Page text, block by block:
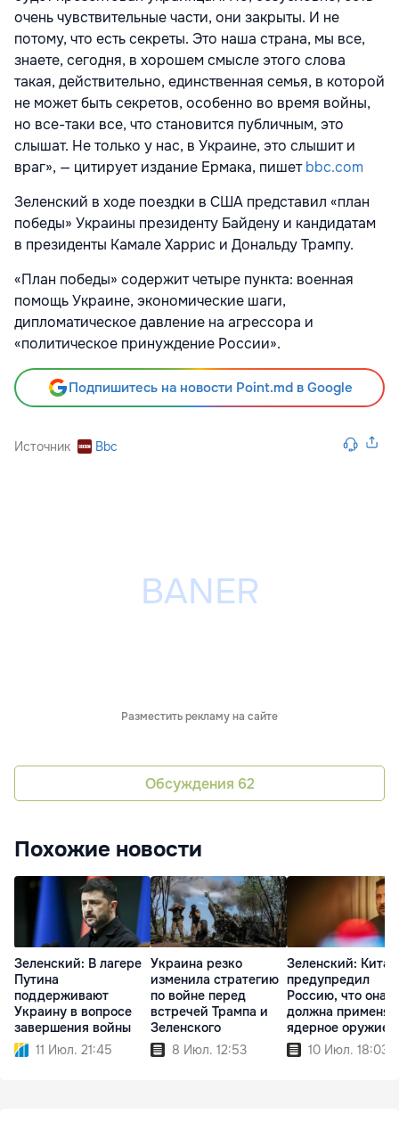
очень чувствительные части, они закрыты. И не
потому, что есть секреты. Это наша страна, мы все,
знаете, сегодня, в хорошем смысле этого слова
такая, действительно, единственная семья, в которой
не может быть секретов, особенно во время войны,
но все-таки все, что становится публичным, это
слышат. Не только у нас, в Украине, это слышит и
враг», — цитирует издание Ермака, пишетbbc.com
Зеленский в ходе поездки в США представил «план
победы» Украины президенту Байдену и кандидатам
в президенты Камале Харрис и Дональду Трампу.
«План победы» содержит четыре пункта: военная
помощь Украине, экономические шаги,
дипломатическое давление на агрессора и
«политическое принуждение России».
Подпишитесь на новости Point.md в Google
Источник Bbc
Разместить рекламу на сайте
Обсуждения 62
Похожие новости
Зеленский: В лагере
Путина
поддерживают
Украину в вопросе
завершения войны
11 Июл. 21:45
Украина резко
изменила стратегию
по войне перед
встречей Трампа и
Зеленского
8 Июл. 12:53
Зеленский: Китай
предупредил
Россию, что она
должна
ядерное оружие
10 Июл. 18:03